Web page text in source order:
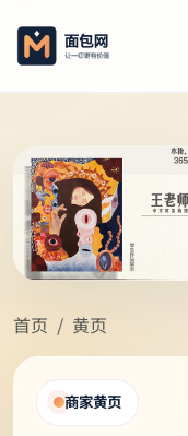
首页 黄页
商家黄页